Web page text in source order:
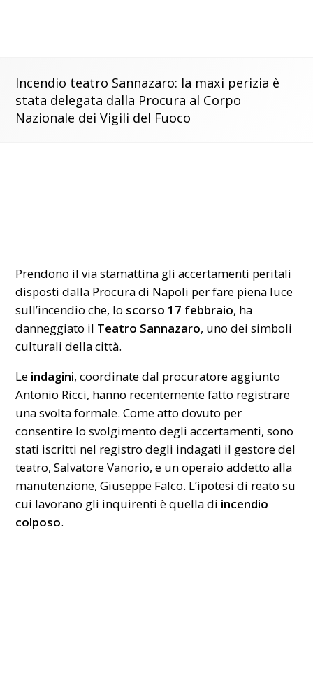
Incendio teatro Sannazaro: la maxi perizia è
stata delegata dalla Procura al Corpo
Nazionale dei Vigili del Fuoco
Prendono il via stamattina gli accertamenti peritali
disposti dalla Procura di Napoli per fare piena luce
sull’incendio che, lo scorso 17 febbraio, ha
danneggiato il Teatro Sannazaro, uno dei simboli
culturali della città.
Le indagini, coordinate dal procuratore aggiunto
Antonio Ricci, hanno recentemente fatto registrare
una svolta formale. Come atto dovuto per
consentire lo svolgimento degli accertamenti, sono
stati iscritti nel registro degli indagati il gestore del
teatro, Salvatore Vanorio, e un operaio addetto alla
manutenzione, Giuseppe Falco. L’ipotesi di reato su
cui lavorano gli inquirenti è quella di incendio
colposo.